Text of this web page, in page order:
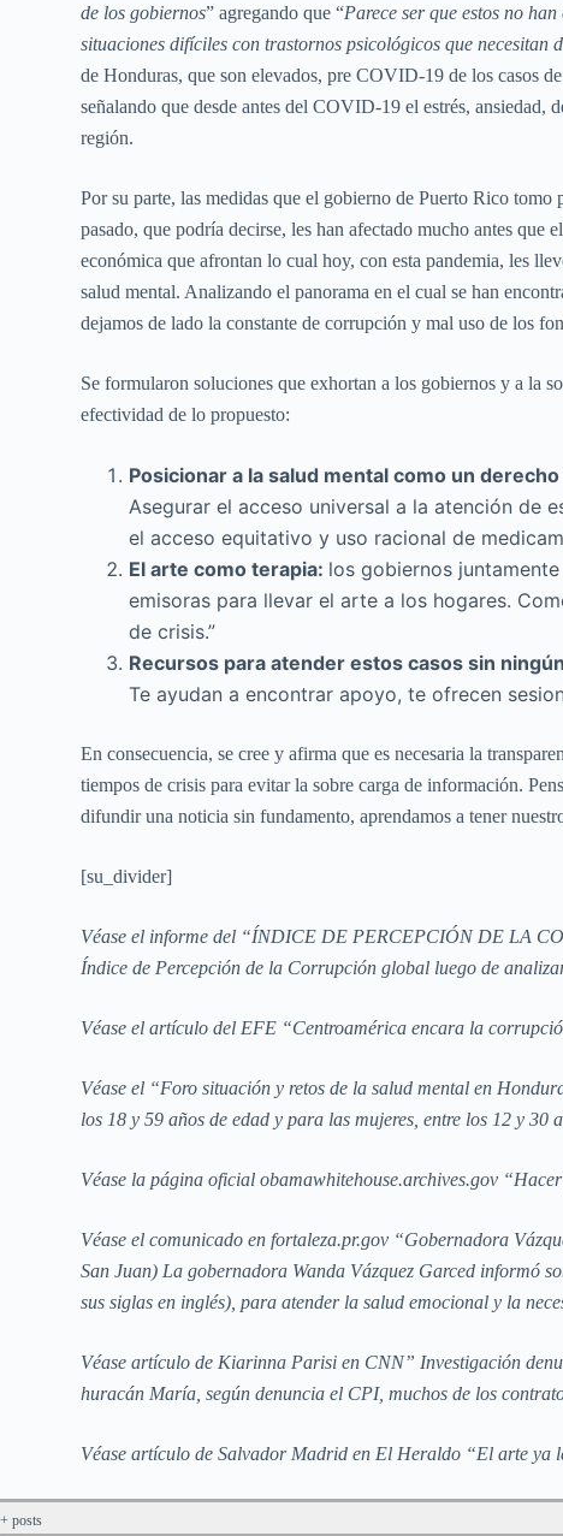
de los gobiernos” agregando que “Parece ser que estos no
situaciones difíciles con trastornos psicológicos que necesitan
de Honduras, que son elevados, pre COVID-19 de los casos
señalando que desde antes del COVID-19 el estrés, ansiedad,
región.
Por su parte, las medidas que el gobierno de Puerto Rico tomo
pasado, que podría decirse, les han afectado mucho antes que
económica que afrontan lo cual hoy, con esta pandemia, les
salud mental. Analizando el panorama en el cual se han
dejamos de lado la constante de corrupción y mal uso de los
Se formularon soluciones que exhortan a los gobiernos y a la
efectividad de lo propuesto:
Posicionar a la salud mental como un
Asegurar el acceso universal a la atención de
el acceso equitativo y uso racional de
El arte como terapia: los gobiernos
emisoras para llevar el arte a los hogares.
de crisis.”
Recursos para atender estos casos sin
Te ayudan a encontrar apoyo, te ofrecen
En consecuencia, se cree y afirma que es necesaria la
tiempos de crisis para evitar la sobre carga de información.
difundir una noticia sin fundamento, aprendamos a tener
[su_divider]
Véase el informe del “ÍNDICE DE PERCEPCIÓN DE LA
Índice de Percepción de la Corrupción global luego de
Véase el artículo del EFE “Centroamérica encara la
Véase el “Foro situación y retos de la salud mental en
los 18 y 59 años de edad y para las mujeres, entre los 12 y 30
Véase la página oficial obamawhitehouse.archives.gov
Véase el comunicado en fortaleza.pr.gov “Gobernadora
San Juan) La gobernadora Wanda Vázquez Garced informó
sus siglas en inglés), para atender la salud emocional y la
Véase artículo de Kiarinna Parisi en CNN” Investigación
huracán María, según denuncia el CPI, muchos de los
Véase artículo de Salvador Madrid en El Heraldo “El arte ya
+ posts